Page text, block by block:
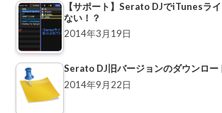
【サポート】Serato DJでiTunesラ
ない！？
2014年3月19日
Serato DJ旧バージョンのダウンロー
2014年9月22日